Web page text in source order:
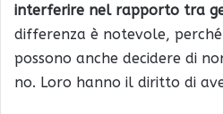
interferire nel rapporto tra
differenza è notevole,
possono anche decidere di
no. Loro hanno il diritto di